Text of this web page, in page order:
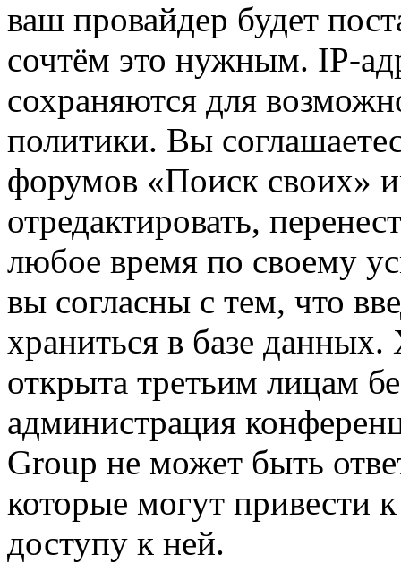
ваш провайдер будет
сочтём это нужным. IP-
сохраняются для
политики. Вы
форумов «Поиск своих»
отредактировать,
любое время по своему
вы согласны с тем, что
храниться в базе
открыта третьим лицам
администрация
Group не может быть
которые могут привести
доступу к ней.